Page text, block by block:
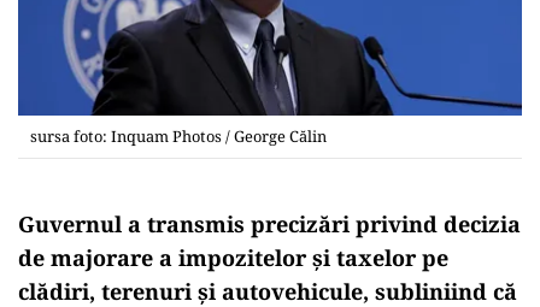
sursa foto: Inquam Photos / George Călin
Guvernul a transmis precizări privind decizia
de majorare a impozitelor și taxelor pe
clădiri, terenuri și autovehicule, subliniind că